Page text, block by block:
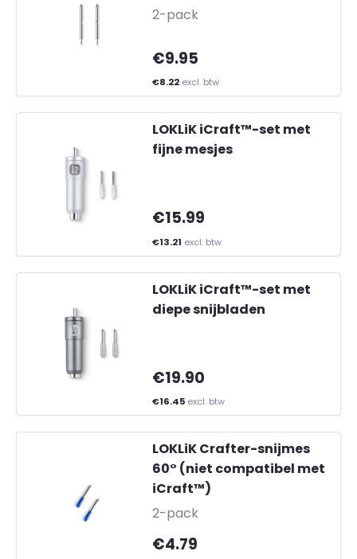
2-pack
€9.95
€8.22 excl. btw
LOKLiK iCraft™-set met
fijne mesjes
€15.99
€13.21 excl. btw
LOKLiK iCraft™-set met
diepe snijbladen
€19.90
€16.45 excl. btw
LOKLiK Crafter-snijmes
60° (niet compatibel met
iCraft™)
2-pack
€4.79